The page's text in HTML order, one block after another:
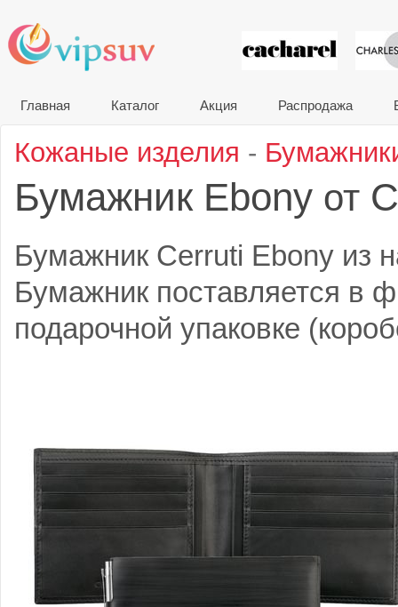
VIP
Главная Каталог Акция Распродажа
Кожаные изделия -
Бумажник Ebony от
Бумажник Cerruti Ebony из
Бумажник поставляется в
подарочной упаковке